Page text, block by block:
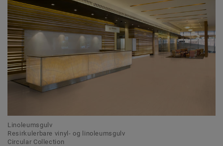
Linoleumsgulv
Resirkulerbare vinyl- og linoleumsgulv
Circular Collection